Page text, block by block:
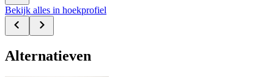
Bekijk alles in hoekprofiel
Alternatieven